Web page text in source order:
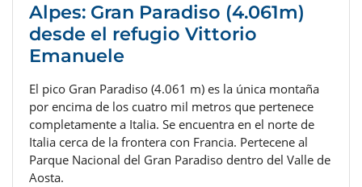
Alpes: Gran Paradiso (4.061m)
desde el refugio Vittorio
Emanuele
El pico Gran Paradiso (4.061 m) es la única montaña
por encima de los cuatro mil metros que pertenece
completamente a Italia. Se encuentra en el norte de
Italia cerca de la frontera con Francia. Pertecene al
Parque Nacional del Gran Paradiso dentro del Valle de
Aosta.